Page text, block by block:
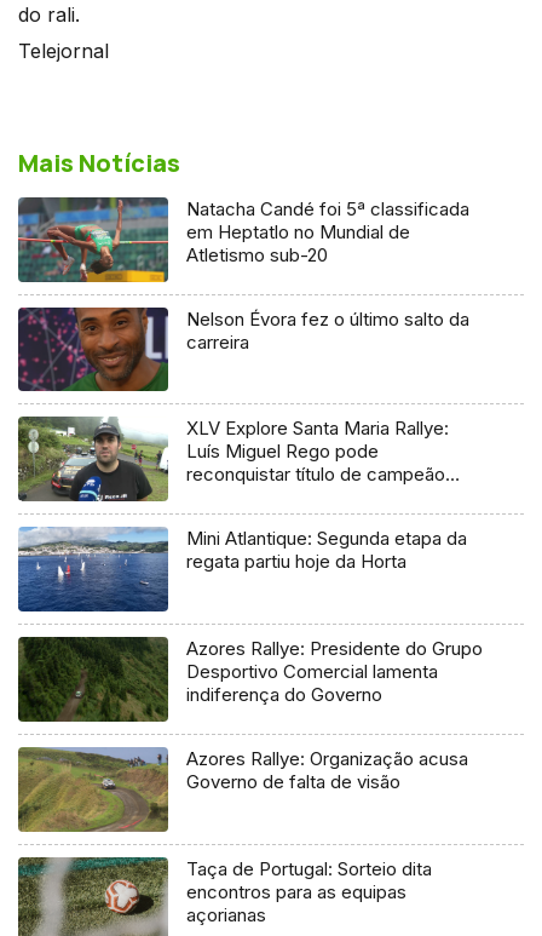
do rali.
Telejornal
Mais Notícias
Natacha Candé foi 5ª classificada
em Heptatlo no Mundial de
Atletismo sub-20
Nelson Évora fez o último salto da
carreira
XLV Explore Santa Maria Rallye:
Luís Miguel Rego pode
reconquistar título de campeão
Mini Atlantique: Segunda etapa da
regata partiu hoje da Horta
Azores Rallye: Presidente do Grupo
Desportivo Comercial lamenta
indiferença do Governo
Azores Rallye: Organização acusa
Governo de falta de visão
Taça de Portugal: Sorteio dita
encontros para as equipas
açorianas